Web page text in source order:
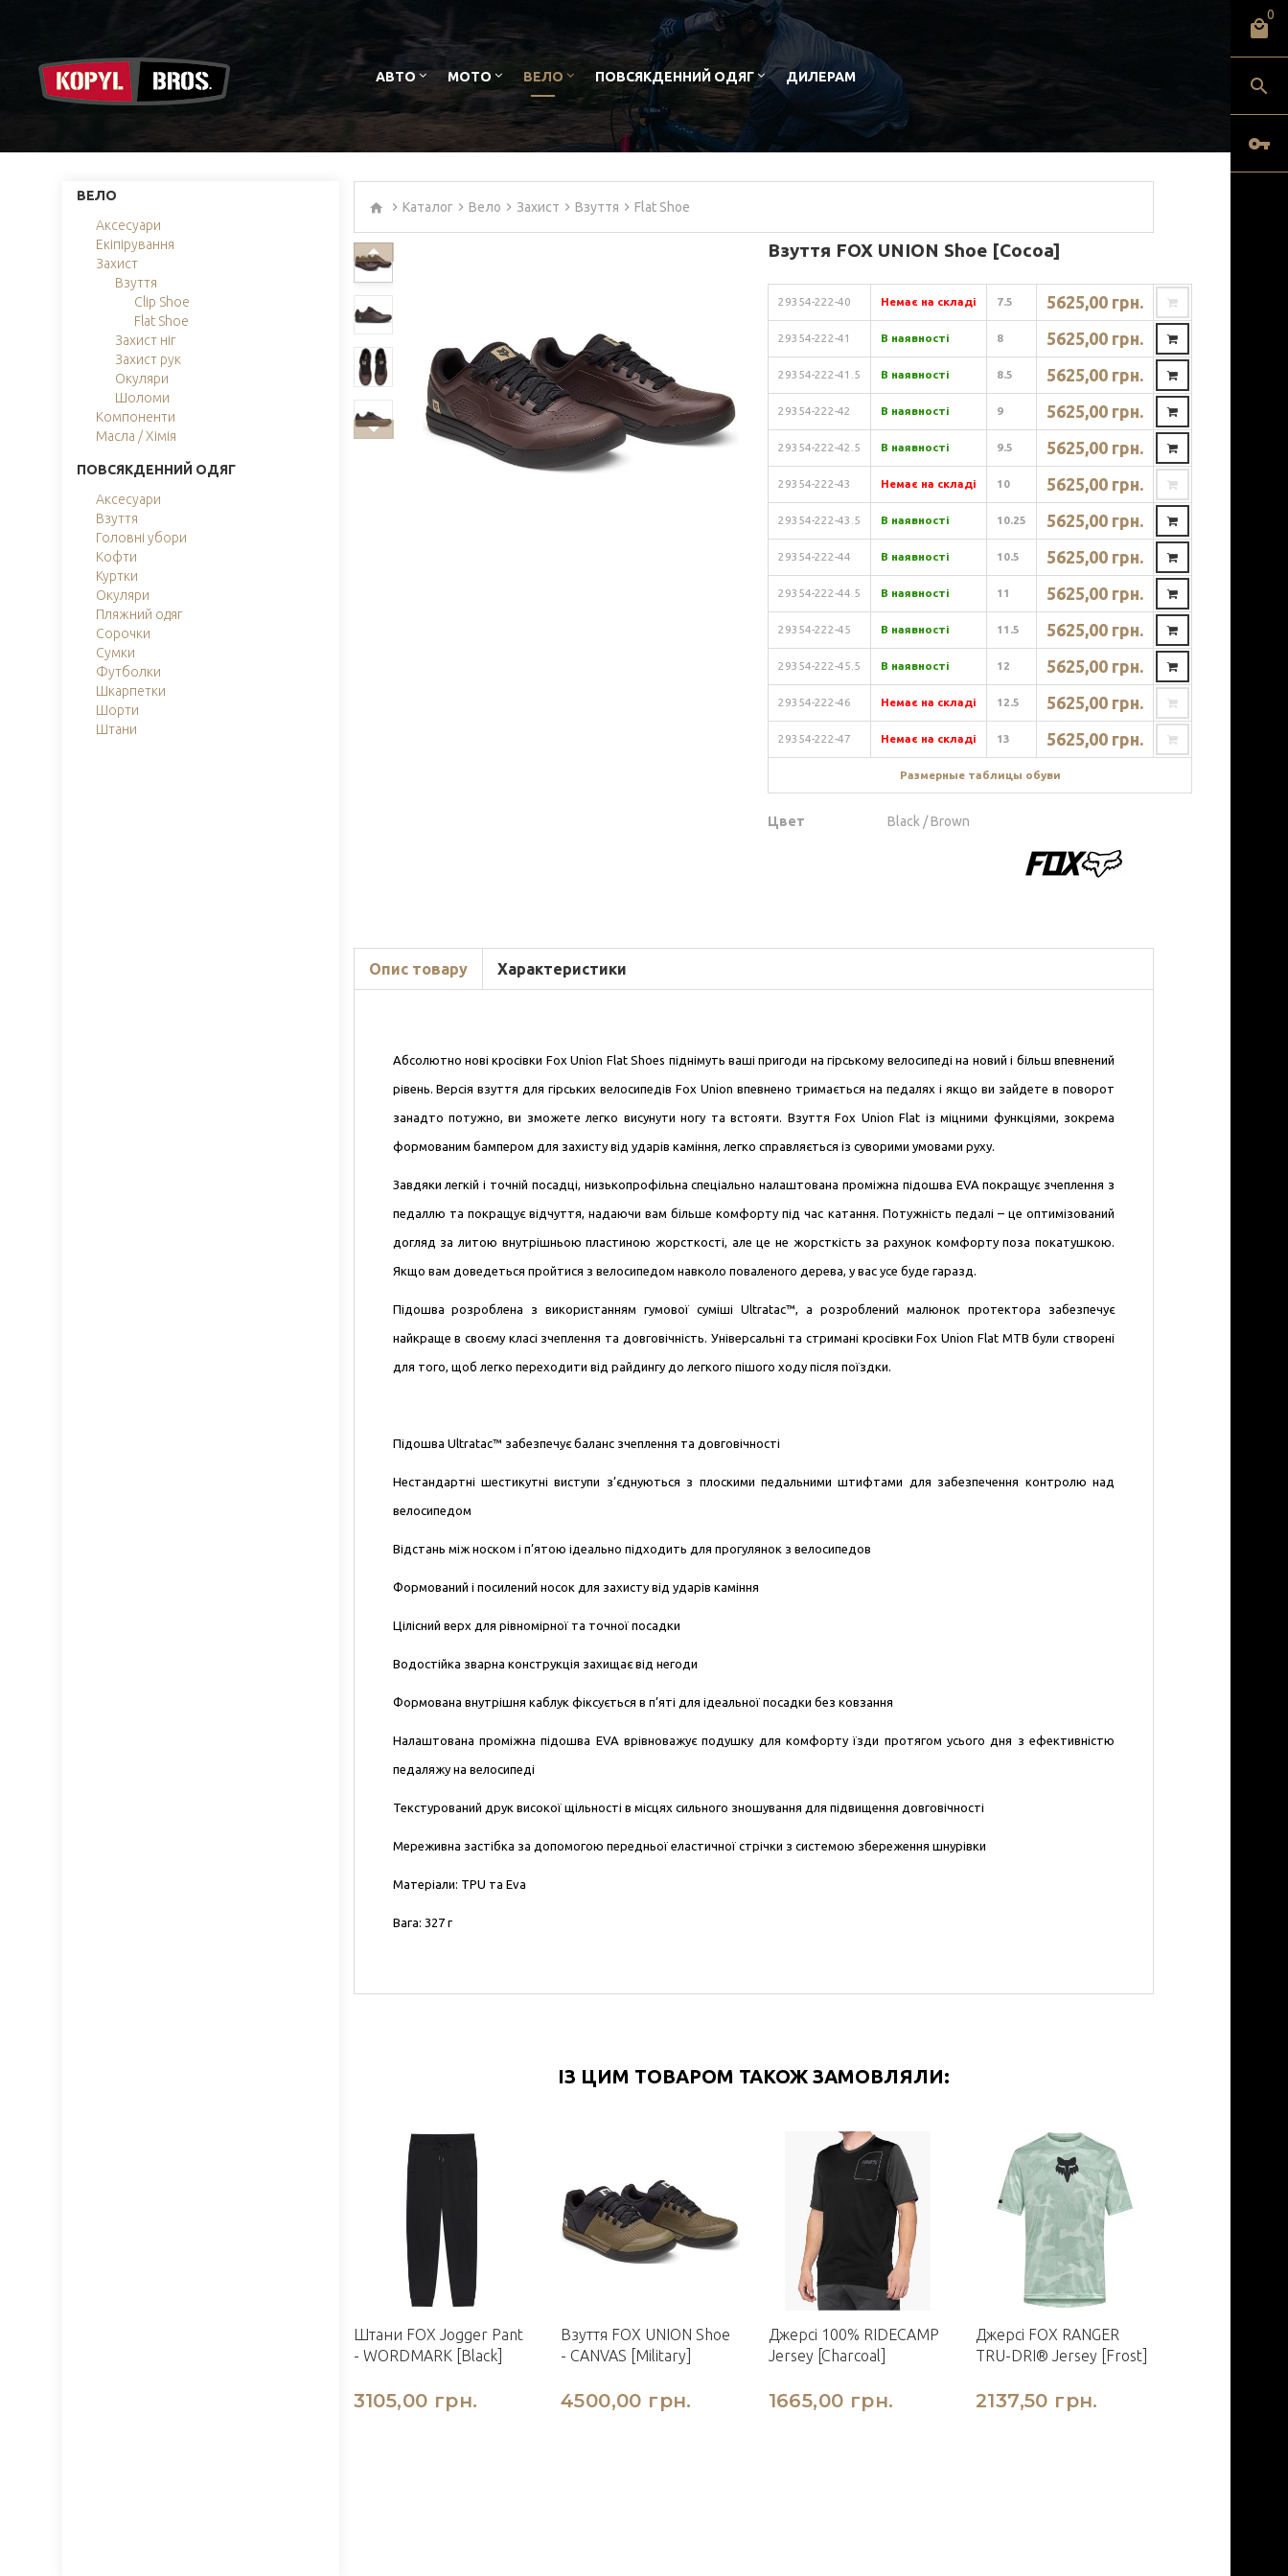
0
АВТО МОТО ВЕЛО ПОВСЯКДЕННИЙ ОДЯГ ДИЛЕРАМ
ВЕЛО
Аксесуари
Екіпірування
Захист
Взуття
Clip Shoe
Flat Shoe
Захист ніг
Захист рук
Окуляри
Шоломи
Компоненти
Масла / Хімія
ПОВСЯКДЕННИЙ ОДЯГ
Аксесуари
Взуття
Головні убори
Кофти
Куртки
Окуляри
Пляжний одяг
Сорочки
Сумки
Футболки
Шкарпетки
Шорти
Штани
Каталог Вело Захист Взуття Flat Shoe
Взуття FOX UNION Shoe [Cocoa]
29354-222-40 Немає на складі 7.5 5625,00 грн.
29354-222-41 В наявності 8 5625,00 грн.
29354-222-41.5 В наявності 8.5 5625,00 грн.
29354-222-42 В наявності 9 5625,00 грн.
29354-222-42.5 В наявності 9.5 5625,00 грн.
29354-222-43 Немає на складі 10 5625,00 грн.
29354-222-43.5 В наявності 10.25 5625,00 грн.
29354-222-44 В наявності 10.5 5625,00 грн.
29354-222-44.5 В наявності 11 5625,00 грн.
29354-222-45 В наявності 11.5 5625,00 грн.
29354-222-45.5 В наявності 12 5625,00 грн.
29354-222-46 Немає на складі 12.5 5625,00 грн.
29354-222-47 Немає на складі 13 5625,00 грн.
Размерные таблицы обуви
Цвет Black / Brown
Опис товару Характеристики
Абсолютно нові кросівки Fox Union Flat Shoes піднімуть ваші пригоди на гірському велосипеді на новий і більш впевнений
рівень. Версія взуття для гірських велосипедів Fox Union впевнено тримається на педалях і якщо ви зайдете в поворот
занадто потужно, ви зможете легко висунути ногу та встояти. Взуття Fox Union Flat із міцними функціями, зокрема
формованим бампером для захисту від ударів каміння, легко справляється із суворими умовами руху.
Завдяки легкій і точній посадці, низькопрофільна спеціально налаштована проміжна підошва EVA покращує зчеплення з
педаллю та покращує відчуття, надаючи вам більше комфорту під час катання. Потужність педалі – це оптимізований
догляд за литою внутрішньою пластиною жорсткості, але це не жорсткість за рахунок комфорту поза покатушкою.
Якщо вам доведеться пройтися з велосипедом навколо поваленого дерева, у вас усе буде гаразд.
Підошва розроблена з використанням гумової суміші Ultratac™, а розроблений малюнок протектора забезпечує
найкраще в своєму класі зчеплення та довговічність. Універсальні та стримані кросівки Fox Union Flat MTB були створені
для того, щоб легко переходити від райдингу до легкого пішого ходу після поїздки.
Підошва Ultratac™ забезпечує баланс зчеплення та довговічності
Нестандартні шестикутні виступи з’єднуються з плоскими педальними штифтами для забезпечення контролю над
велосипедом
Відстань між носком і п’ятою ідеально підходить для прогулянок з велосипедов
Формований і посилений носок для захисту від ударів каміння
Цілісний верх для рівномірної та точної посадки
Водостійка зварна конструкція захищає від негоди
Формована внутрішня каблук фіксується в п’яті для ідеальної посадки без ковзання
Налаштована проміжна підошва EVA врівноважує подушку для комфорту їзди протягом усього дня з ефективністю
педаляжу на велосипеді
Текстурований друк високої щільності в місцях сильного зношування для підвищення довговічності
Мереживна застібка за допомогою передньої еластичної стрічки з системою збереження шнурівки
Матеріали: TPU та Eva
Вага: 327 г
ІЗ ЦИМ ТОВАРОМ ТАКОЖ ЗАМОВЛЯЛИ:
Штани FOX Jogger Pant
- WORDMARK [Black]
3105,00 грн.
Взуття FOX UNION Shoe
- CANVAS [Military]
4500,00 грн.
Джерсі 100% RIDECAMP
Jersey [Charcoal]
1665,00 грн.
Джерсі FOX RANGER
TRU-DRI® Jersey [Frost]
2137,50 грн.